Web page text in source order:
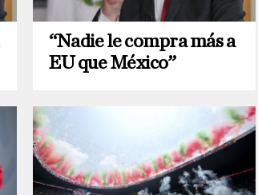
“Nadie le compra más a
EU que México”